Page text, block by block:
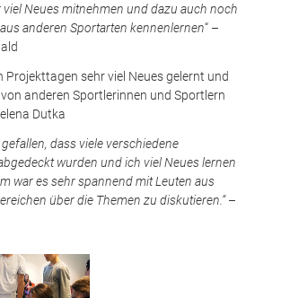
viel Neues mitnehmen und dazu auch noch
anderen Sportarten kennenlernen“ –
Projekttagen sehr viel Neues gelernt und
anderen Sportlerinnen und Sportlern
Dutka
dass viele verschiedene
wurden und ich viel Neues lernen
war es sehr spannend mit Leuten aus
über die Themen zu diskutieren.“–